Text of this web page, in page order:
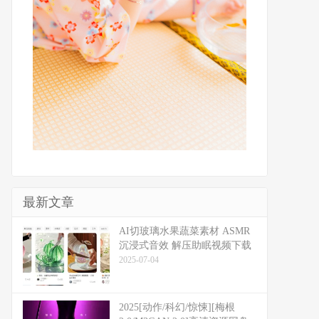
最新文章
​​AI切玻璃水果蔬菜素材 ASMR
沉浸式音效 解压助眠视频下载
2025-07-04
2025[动作/科幻/惊悚][梅根